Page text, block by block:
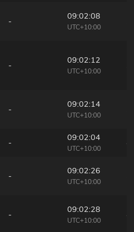
-
09:02:08
UTC+10:00
-
09:02:12
UTC+10:00
-
09:02:14
UTC+10:00
-
09:02:04
UTC+10:00
-
09:02:26
UTC+10:00
-
09:02:28
UTC+10:00